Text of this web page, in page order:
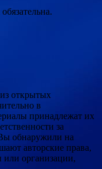
открытых
в
принадлежат их
за
обнаружили на
авторские права,
организации,